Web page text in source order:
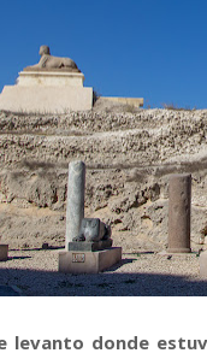
levanto donde